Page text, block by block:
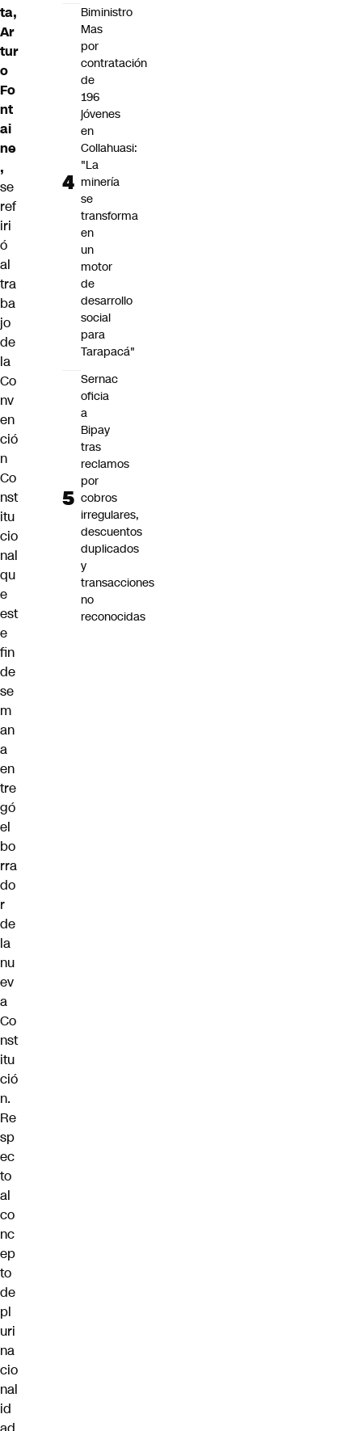
ta,
Ar
tur
o
Fo
nt
ai
ne
,
se
ref
iri
ó
al
tra
ba
jo
de
la
Co
nv
en
ció
n
Co
nst
itu
cio
nal
qu
e
est
e
fin
de
se
m
an
a
en
tre
gó
el
bo
rra
do
r
de
la
nu
ev
a
Co
nst
itu
ció
n.
Re
sp
ec
to
al
co
nc
ep
to
de
pl
uri
na
cio
nal
id
Biministro
Mas
por
contratación
de
196
jóvenes
en
Collahuasi:
"La
minería
se
transforma
en
un
motor
de
desarrollo
social
para
Tarapacá"
Sernac
oficia
a
Bipay
tras
reclamos
por
cobros
irregulares,
descuentos
duplicados
y
transacciones
no
reconocidas